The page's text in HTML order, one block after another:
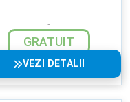
GRATUIT
VEZI DETALII